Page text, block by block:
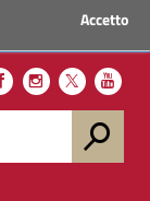
Accetto